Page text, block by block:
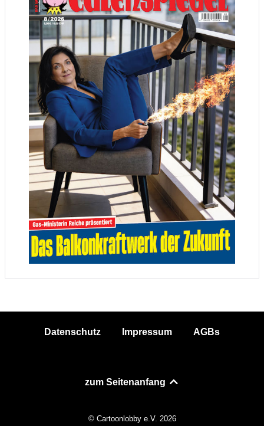
Datenschutz Impressum AGBs
zum Seitenanfang
© Cartoonlobby e.V. 2026